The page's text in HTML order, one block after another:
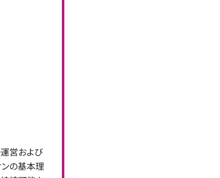
営および
の基本理